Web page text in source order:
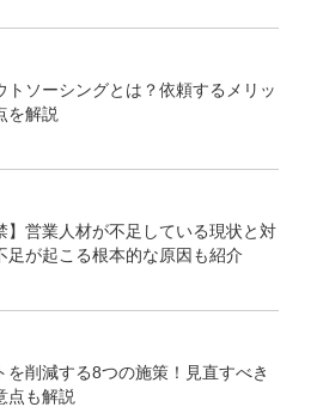
トソーシングとは？依頼するメリッ
を解説
】営業人材が不足している現状と対
足が起こる根本的な原因も紹介
を削減する8つの施策！見直すべき
点も解説